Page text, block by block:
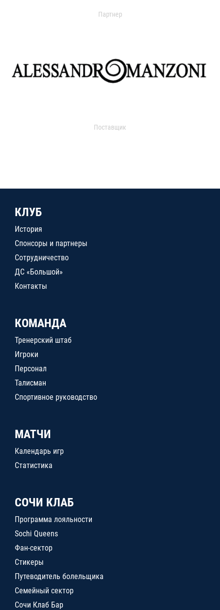
Партнер
Поставщик
КЛУБ
История
Спонсоры и партнеры
Сотрудничество
ДС «Большой»
Контакты
КОМАНДА
Тренерский штаб
Игроки
Персонал
Талисман
Спортивное руководство
МАТЧИ
Календарь игр
Статистика
СОЧИ КЛАБ
Программа лояльности
Sochi Queens
Фан-сектор
Стикеры
Путеводитель болельщика
Семейный сектор
Сочи Клаб Бар